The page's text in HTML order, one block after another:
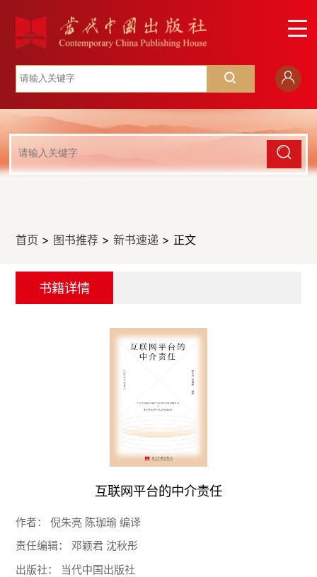
首页 > 图书推荐 >新书速递 > 正文
书籍详情
互联网平台的中介责任
作者：
倪朱亮 陈珈瑜 编译
责任编辑：
邓颖君 沈秋彤
出版社：
当代中国出版社